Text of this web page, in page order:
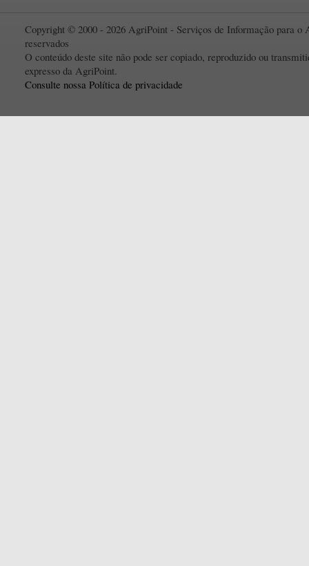
Copyright © 2000 - 2026 AgriPoint - Serviços de Informação para o
reservados
O conteúdo deste site não pode ser copiado, reproduzido ou
expresso da AgriPoint.
Consulte nossa Política de privacidade